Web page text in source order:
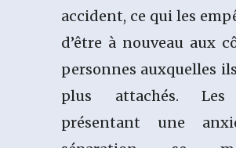
accident, ce qui les
d’être à nouveau aux
personnes auxquelles
plus attachés. Les
présentant une